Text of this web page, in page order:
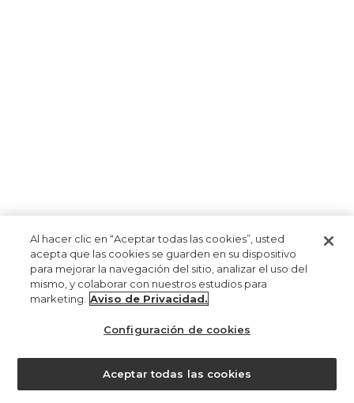
Al hacer clic en “Aceptar todas las cookies”, usted
acepta que las cookies se guarden en su dispositivo
para mejorar la navegación del sitio, analizar el uso del
mismo, y colaborar con nuestros estudios para
marketing. Aviso de Privacidad.
Configuración de cookies
Aceptar todas las cookies